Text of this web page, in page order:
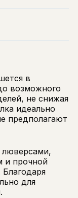
в
возможного
не снижая
идеально
предполагают
люверсами,
и прочной
для